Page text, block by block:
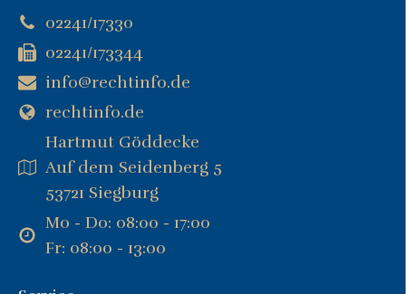
02241/17330
02241/173344
info@rechtinfo.de
rechtinfo.de
Hartmut Göddecke
Auf dem Seidenberg 5
53721 Siegburg
Mo - Do: 08:00 - 17:00
Fr: 08:00 - 13:00